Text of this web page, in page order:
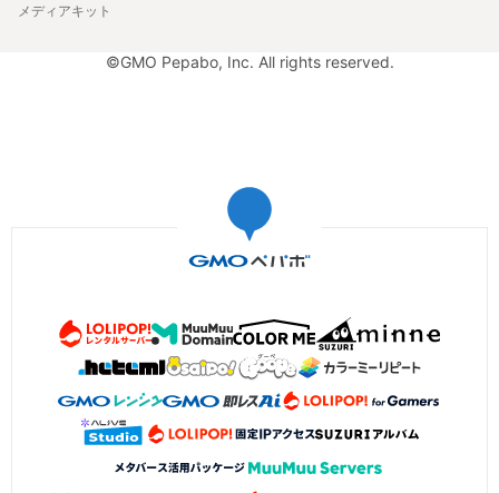
メディアキット
©GMO Pepabo, Inc. All rights reserved.